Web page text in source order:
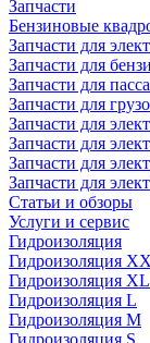
Запчасти
Бензиновые
Запчасти для
Запчасти для
Запчасти для
Запчасти для
Запчасти для
Запчасти для
Запчасти для
Запчасти для
Статьи и обзоры
Услуги и сервис
Гидроизоляция
Гидроизоляция
Гидроизоляция XL
Гидроизоляция L
Гидроизоляция M
Гидроизоляция S